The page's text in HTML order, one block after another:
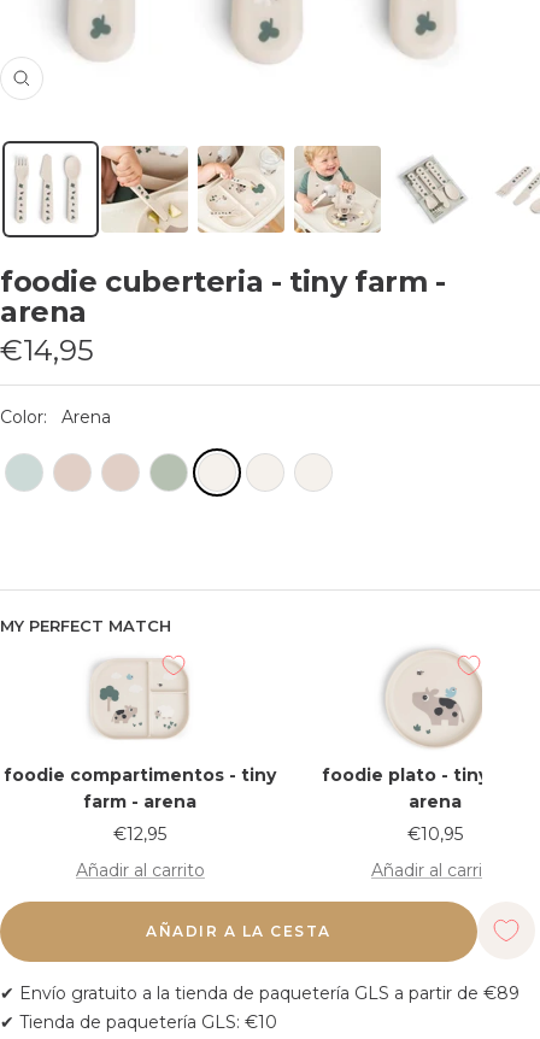
Zoom
foodie cuberteria - tiny farm -
arena
Precio
de
venta
€14,95
Color: Arena
MY PERFECT MATCH
foodie compartimentos - tiny
farm - arena
Precio
de
€12,95
Añadir al carrito
foodie plato - tiny farm
arena
Precio
de
€10,95
Añadir al carrito
AÑADIR A LA CESTA
✔ Envío gratuito a la tienda de paquetería GLS a partir de €89
✔ Tienda de paquetería GLS: €10